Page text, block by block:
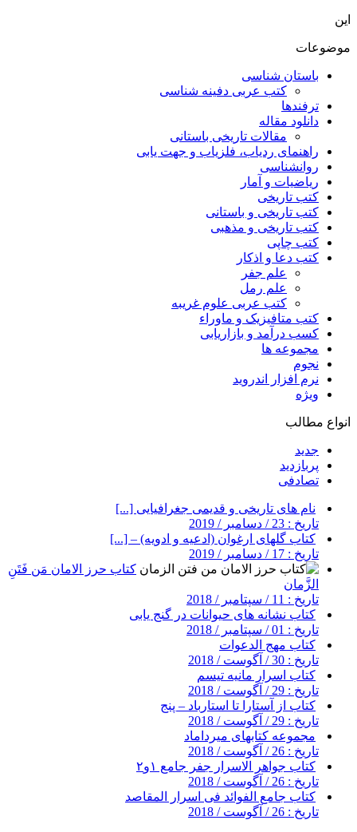
این
موضوعات
باستان شناسی
کتب عربی دفینه شناسی
ترفندها
دانلود مقاله
مقالات تاریخی باستانی
راهنمای ردیاب، فلزیاب و جهت یابی
روانشناسی
ریاضیات و آمار
کتب تاریخی
کتب تاریخی و باستانی
کتب تاریخی و مذهبی
کتب چاپی
کتب دعا و اذکار
علم جفر
علم رمل
کتب عربی علوم غریبه
کتب متافیزیک و ماوراء
کسب درآمد و بازاریابی
مجموعه ها
نجوم
نرم افزار اندروید
ویژه
انواع مطالب
جدید
پربازدید
تصادفی
نام های تاریخی و قدیمی جغرافیایی [...]
تاریخ : 23 / دسامبر / 2019
کتاب گلهای ارغوان (ادعیه و ادویه) – [...]
تاریخ : 17 / دسامبر / 2019
کتاب حرز الامان مَن فَتَنِ
الزَّمان
تاریخ : 11 / سپتامبر / 2018
کتاب نشانه های حیوانات در گنج یابی
تاریخ : 01 / سپتامبر / 2018
کتاب مهج الدعوات
تاریخ : 30 / آگوست / 2018
کتاب اسرار مانیه تیسم
تاریخ : 29 / آگوست / 2018
کتاب از آستارا تا استارباد – پنج
تاریخ : 29 / آگوست / 2018
مجموعه کتابهای میرداماد
تاریخ : 26 / آگوست / 2018
کتاب جواهر الاسرار جفر جامع ۱و۲
تاریخ : 26 / آگوست / 2018
کتاب جامع الفوائد فی اسرار المقاصد
تاریخ : 26 / آگوست / 2018